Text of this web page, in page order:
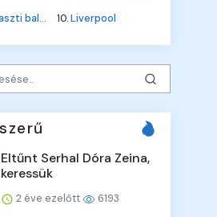
baleset 10.Liverpool
Eltűnt Serhal Dóra Zeina,
keressük
2 éve ezelőtt 6193